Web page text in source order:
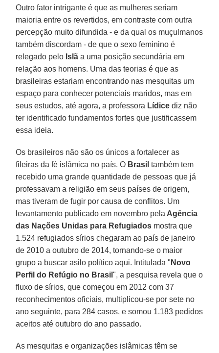
Outro fator intrigante é que as mulheres seriam
maioria entre os revertidos, em contraste com outra
percepção muito difundida - e da qual os muçulmanos
também discordam - de que o sexo feminino é
relegado pelo Islã a uma posição secundária em
relação aos homens. Uma das teorias é que as
brasileiras estariam encontrando nas mesquitas um
espaço para conhecer potenciais maridos, mas em
seus estudos, até agora, a professora Lídice diz não
ter identificado fundamentos fortes que justificassem
essa ideia.
Os brasileiros não são os únicos a fortalecer as
fileiras da fé islâmica no país. O Brasil também tem
recebido uma grande quantidade de pessoas que já
professavam a religião em seus países de origem,
mas tiveram de fugir por causa de conflitos. Um
levantamento publicado em novembro pela Agência
das Nações Unidas para Refugiados mostra que
1.524 refugiados sírios chegaram ao país de janeiro
de 2010 a outubro de 2014, tornando-se o maior
grupo a buscar asilo político aqui. Intitulada " Novo
Perfil do Refúgio no Brasil", a pesquisa revela que o
fluxo de sírios, que começou em 2012 com 37
reconhecimentos oficiais, multiplicou-se por sete no
ano seguinte, para 284 casos, e somou 1.183 pedidos
aceitos até outubro do ano passado.
As mesquitas e organizações islâmicas têm se